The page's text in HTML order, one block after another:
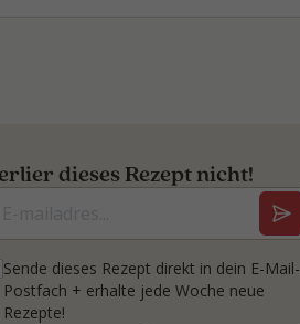
dieses Rezept nicht!
Sende dieses Rezept direkt in dein E-Mail-
Postfach + erhalte jede Woche neue
Rezepte!